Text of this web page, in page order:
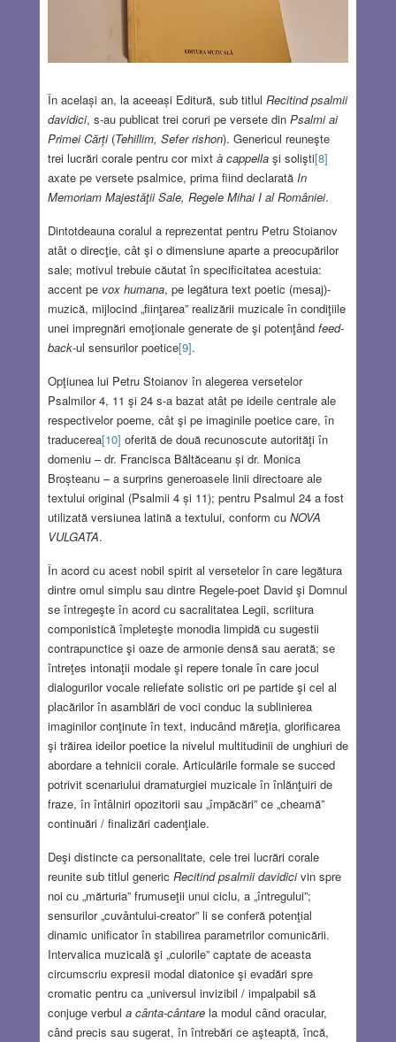
În același an, la aceeași Editură, sub titlul Recitind psalmii
davidici, s-au publicat trei coruri pe versete din Psalmi ai
Primei Cărți(Tehillim, Sefer rishon). Genericul reuneşte
trei lucrări corale pentru cor mixt à cappellaşi solişti[8]
axate pe versete psalmice, prima fiind declarată In
Memoriam Majestăţii Sale, Regele Mihai I al României.
Dintotdeauna coralul a reprezentat pentru Petru Stoianov
atât o direcţie, cât şi o dimensiune aparte a preocupărilor
sale; motivul trebuie căutat în specificitatea acestuia:
accent pe vox humana, pe legătura text poetic (mesaj)-
muzică, mijlocind „fiinţarea” realizării muzicale în condiţiile
unei impregnări emoţionale generate de şi potenţând feed-
back-ul sensurilor poetice[9].
Opţiunea lui Petru Stoianov în alegerea versetelor
Psalmilor 4, 11 şi 24 s-a bazat atât pe ideile centrale ale
respectivelor poeme, cât şi pe imaginile poetice care, în
traducerea[10] oferită de două recunoscute autorităţi în
domeniu – dr. Francisca Băltăceanu și dr. Monica
Broșteanu – a surprins generoasele linii directoare ale
textului original (Psalmii 4 și 11); pentru Psalmul 24 a fost
utilizată versiunea latină a textului, conform cu NOVA
VULGATA.
În acord cu acest nobil spirit al versetelor în care legătura
dintre omul simplu sau dintre Regele-poet David şi Domnul
se întregeşte în acord cu sacralitatea Legii, scriitura
componistică împleteşte monodia limpidă cu sugestii
contrapunctice şi oaze de armonie densă sau aerată; se
întreţes intonaţii modale şi repere tonale în care jocul
dialogurilor vocale reliefate solistic ori pe partide şi cel al
placărilor în asamblări de voci conduc la sublinierea
imaginilor conţinute în text, inducând măreţia, glorificarea
şi trăirea ideilor poetice la nivelul multitudinii de unghiuri de
abordare a tehnicii corale. Articulările formale se succed
potrivit scenariului dramaturgiei muzicale în înlănţuiri de
fraze, în întâlniri opozitorii sau „împăcări” ce „cheamă”
continuări / finalizări cadenţiale.
Deşi distincte ca personalitate, cele trei lucrări corale
reunite sub titlul generic Recitind psalmii davidicivin spre
noi cu „mărturia” frumuseţii unui ciclu, a „întregului”;
sensurilor „cuvântului-creator” li se conferă potenţial
dinamic unificator în stabilirea parametrilor comunicării.
Intervalica muzicală şi „culorile” captate de aceasta
circumscriu expresii modal diatonice şi evadări spre
cromatic pentru ca „universul invizibil / impalpabil să
conjuge verbul a cânta-cântarela modul când oracular,
când precis sau sugerat, în întrebări ce aşteaptă, încă,